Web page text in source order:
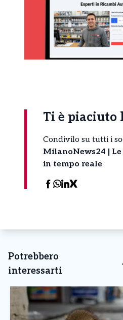
Ti è piaciuto
Condivilo su tutti i
MilanoNews24 |
in tempo reale
Potrebbero
interessarti